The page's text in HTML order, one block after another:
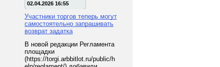
02.04.2026 16:55
Участники торгов теперь могут
самостоятельно запрашивать
возврат задатка
В новой редакции Регламента
площадки
(https://torgi.arbbitlot.ru/public/h